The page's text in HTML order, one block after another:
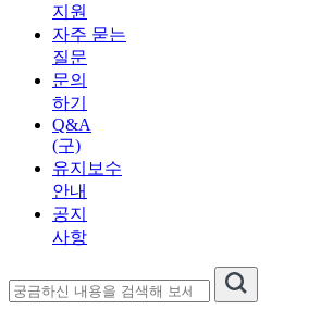
지원
자주 묻는
질문
문의
하기
Q&A
(구)
유지보수
안내
공지
사항